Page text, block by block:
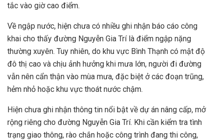
tắc vào giờ cao điểm.
Về ngập nước, hiện chưa có nhiều ghi nhận báo cáo công
khai cho thấy đường Nguyễn Gia Trí là điểm ngập nặng
thường xuyên. Tuy nhiên, do khu vực Bình Thạnh có mật độ
đô thị cao và chịu ảnh hưởng khi mưa lớn, người đi đường
vẫn nên cẩn thận vào mùa mưa, đặc biệt ở các đoạn trũng,
hẻm nhỏ hoặc khu vực thoát nước chậm.
Hiện chưa ghi nhận thông tin nổi bật về dự án nâng cấp, mở
rộng riêng cho đường Nguyễn Gia Trí. Khi cần kiểm tra tình
trạng giao thông, rào chắn hoặc công trình đang thi công,